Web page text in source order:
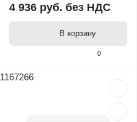
0
4 936 руб. без НДС
В корзину
1167266